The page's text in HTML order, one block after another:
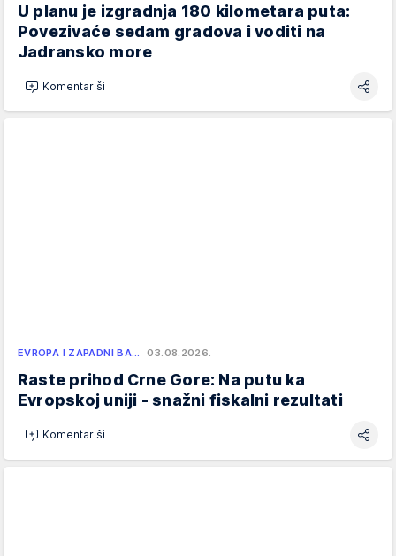
U planu je izgradnja 180 kilometara puta:
Povezivaće sedam gradova i voditi na
Jadransko more
Komentariši
EVROPA I ZAPADNI BA… 03.08.2026.
Raste prihod Crne Gore: Na putu ka
Evropskoj uniji - snažni fiskalni rezultati
Komentariši